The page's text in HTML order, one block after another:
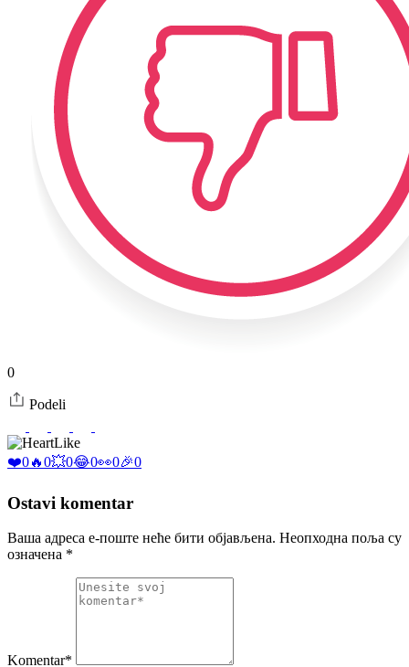
0
Podeli
Like
❤️0🔥0💥0😂0👀0🎉0
Ostavi komentar
Ваша адреса е-поште неће бити објављена. Неопходна поља су
означена *
Komentar*